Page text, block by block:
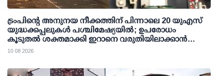
ട്രംപിന്റെ അനുനയ നീക്കത്തിന് പിന്നാലെ 20 യുഎസ്
യുദ്ധക്കപ്പലുകള്‍ പശ്ചിമേഷ്യയില്‍; ഉപരോധം
കൂടുതല്‍ ശക്തമാക്കി ഇറാനെ വരുതിയിലാക്കാന്‍
നീക്കം
10 08 2026